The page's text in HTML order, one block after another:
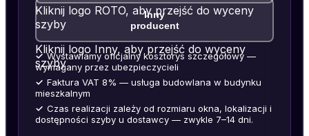
Kliknij logo ROTO, aby przejść do wyceny
szyby
Inny
producent
Kliknij logo Inny, aby przejść do wyceny
szyby
✓ Wystawiamy oficjalny kosztorys szczegółowy —
wymagany przez ubezpieczycieli
✓ Faktura VAT 8% — usługa budowlana w budynku
mieszkalnym
✓ Czas realizacji zależy od rozmiaru okna, lokalizacji i
dostępności szyby u dostawcy — zwykle 7–14 dni.